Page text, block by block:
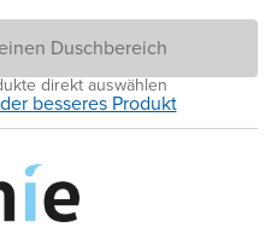
Duschbereich
direkt auswählen
besseres Produkt